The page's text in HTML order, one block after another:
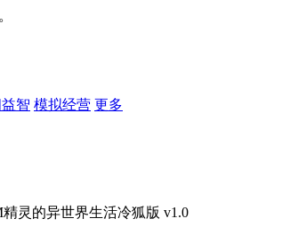
智 模拟经营 更多
灵的异世界生活冷狐版 v1.0